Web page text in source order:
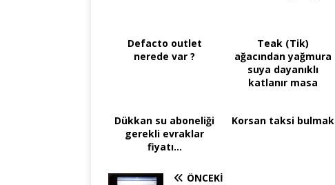
Defacto outlet
nerede var ?
Teak (Tik)
ağacından yağmura
suya dayanıklı
katlanır masa
Dükkan su aboneliği
gerekli evraklar
fiyatı...
Korsan taksi bulmak
ÖNCEKI